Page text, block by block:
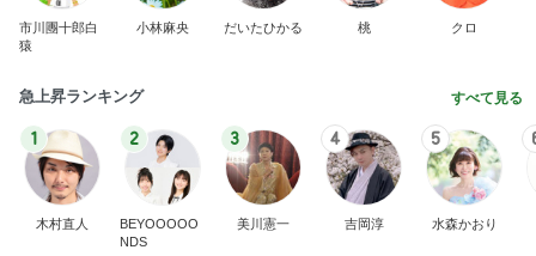
市川團十郎白
猿
小林麻央 だいたひかる 桃 クロ
急上昇ランキング すべて見る
1
木村直人
2
BEYOOOOO
NDS
3
美川憲一
4
吉岡淳
5
水森かおり